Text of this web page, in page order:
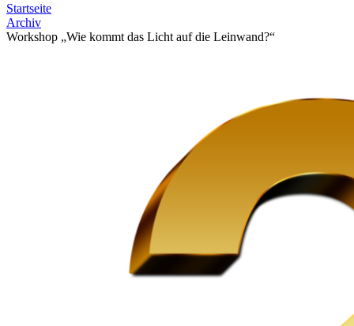
Startseite
Archiv
Workshop „Wie kommt das Licht auf die Leinwand?“